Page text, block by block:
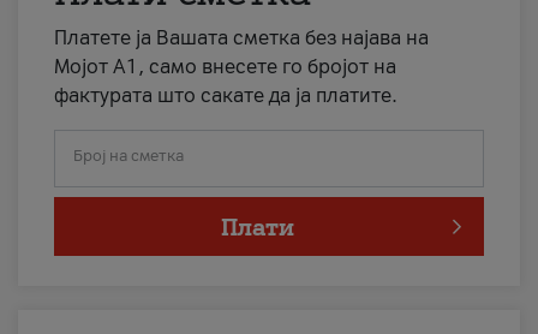
Платете ја Вашата сметка без најава на
Мојот А1, само внесете го бројот на
фактурата што сакате да ја платите.
Број на сметка
Плати